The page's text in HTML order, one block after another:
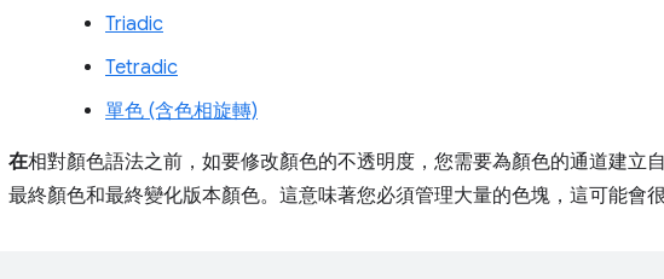
Triadic
Tetradic
單色 (含色相旋轉)
在相對顏色語法之前，如要修改顏色的不透明度，您需要為顏色的通道建立
最終顏色和最終變化版本顏色。這意味著您必須管理大量的色塊，這可能會很